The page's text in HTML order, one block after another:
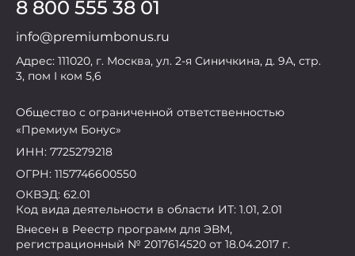
8 800 555 38 01
info@premiumbonus.ru
Адрес: 111020, г. Москва, ул. 2-я Синичкина, д. 9А, стр.
3, пом I ком 5,6
Общество с ограниченной ответственностью
«Премиум Бонус»
ИНН: 7725279218
ОГРН: 1157746600550
ОКВЭД: 62.01
Код вида деятельности в области ИТ: 1.01, 2.01
Внесен в Реестр программ для ЭВМ,
регистрационный № 2017614520 от 18.04.2017 г.